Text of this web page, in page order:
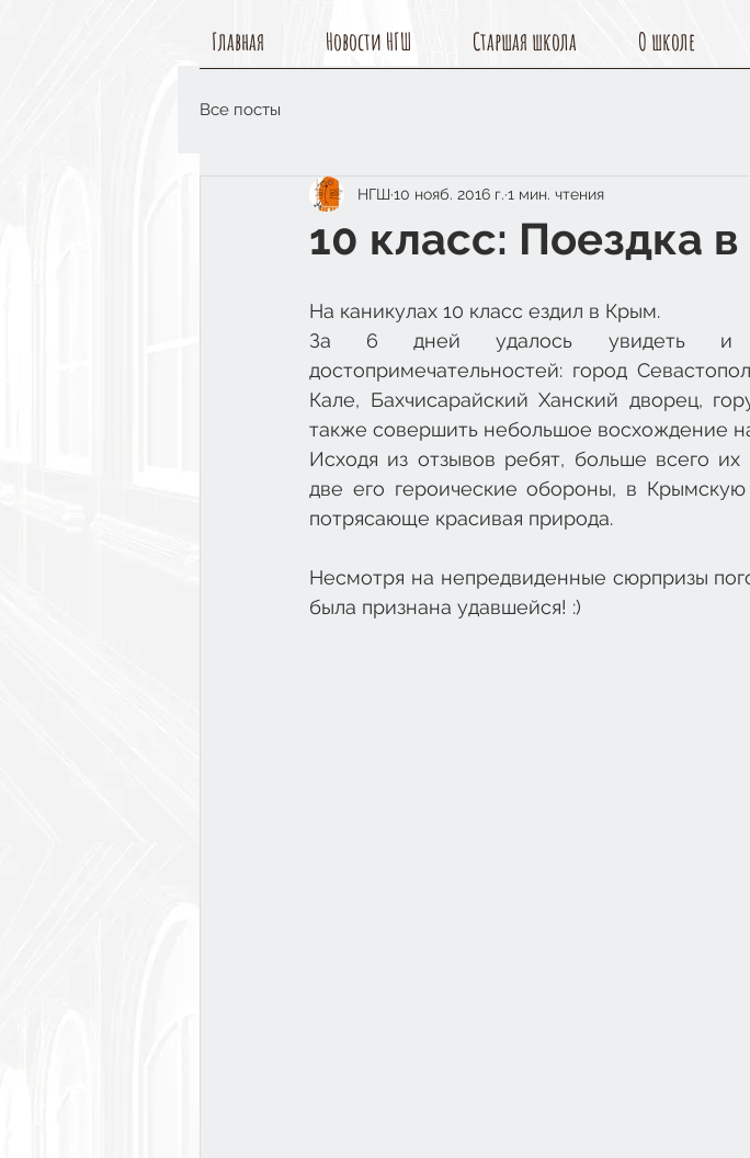
Главная Новости НГШ Старшая школа О школе
Все посты
10 класс: Поездка
НГШ 10 нояб. 2016 г. 1 мин. чтения
На каникулах 10 класс ездил в Крым.
За 6 дней удалось увидеть и
достопримечательностей: город
Кале, Бахчисарайский Ханский дворец,
также совершить небольшое восхождение
Исходя из отзывов ребят, больше всего
две его героические обороны, в
потрясающе красивая природа.
Несмотря на непредвиденные сюрпризы
была признана удавшейся! :)